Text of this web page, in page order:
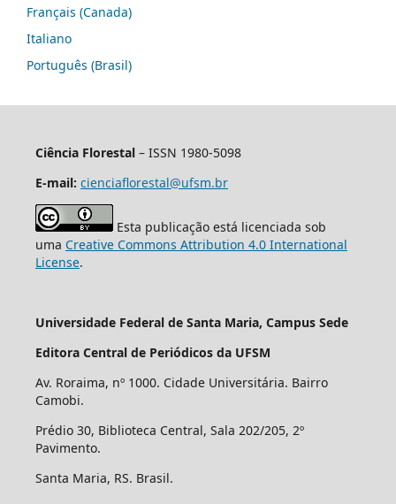
Français (Canada)
Italiano
Português (Brasil)
Ciência Florestal– ISSN 1980-5098
E-mail: cienciaflorestal@ufsm.br
Esta publicação está licenciada sob
uma Creative Commons Attribution 4.0 International
License.
Universidade Federal de Santa Maria, Campus Sede
Editora Central de Periódicos da UFSM
Av. Roraima, nº 1000. Cidade Universitária. Bairro
Camobi.
Prédio 30, Biblioteca Central, Sala 202/205, 2º
Pavimento.
Santa Maria, RS. Brasil.